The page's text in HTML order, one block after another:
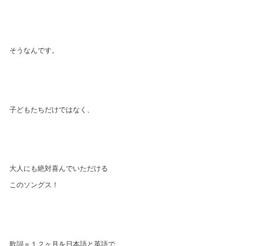
そうなんです。
子どもたちだけではなく、
大人にも絶対喜んでいただける
このソングス！
歌詞＝１２ヶ月を日本語と英語で